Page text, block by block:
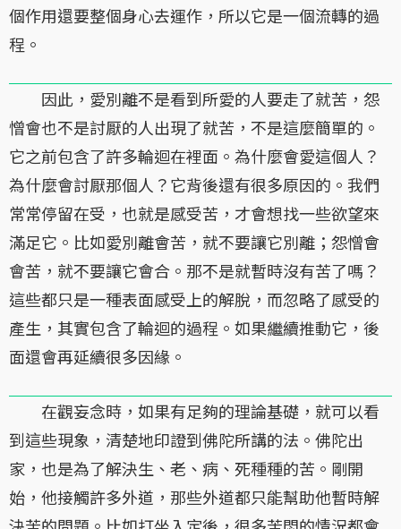
個作用還要整個身心去運作，所以它是一個流轉的過
程。
因此，愛別離不是看到所愛的人要走了就苦，怨
憎會也不是討厭的人出現了就苦，不是這麼簡單的。
它之前包含了許多輪迴在裡面。為什麼會愛這個人？
為什麼會討厭那個人？它背後還有很多原因的。我們
常常停留在受，也就是感受苦，才會想找一些欲望來
滿足它。比如愛別離會苦，就不要讓它別離；怨憎會
會苦，就不要讓它會合。那不是就暫時沒有苦了嗎？
這些都只是一種表面感受上的解脫，而忽略了感受的
產生，其實包含了輪迴的過程。如果繼續推動它，後
面還會再延續很多因緣。
在觀妄念時，如果有足夠的理論基礎，就可以看
到這些現象，清楚地印證到佛陀所講的法。佛陀出
家，也是為了解決生、老、病、死種種的苦。剛開
始，他接觸許多外道，那些外道都只能幫助他暫時解